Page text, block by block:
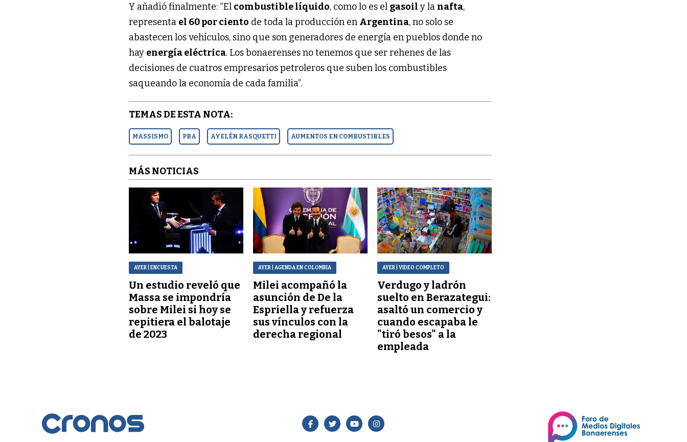
Y añadió finalmente: “El combustible líquido, como lo es el gasoil y la nafta,
representa el 60 por ciento de toda la producción en Argentina, no solo se
abastecen los vehículos, sino que son generadores de energía en pueblos donde no
hay energía eléctrica. Los bonaerenses no tenemos que ser rehenes de las
decisiones de cuatros empresarios petroleros que suben los combustibles
saqueando la economía de cada familia”.
TEMAS DE ESTA NOTA:
MASSISMO PBA AYELÉN RASQUETTI AUMENTOS EN COMBUSTIBLES
MÁS NOTICIAS
AYER | ENCUESTA
Un estudio reveló que
Massa se impondría
sobre Milei si hoy se
repitiera el balotaje
de 2023
AYER | AGENDA EN COLOMBIA
Milei acompañó la
asunción de De la
Espriella y refuerza
sus vínculos con la
derecha regional
AYER | VIDEO COMPLETO
Verdugo y ladrón
suelto en Berazategui:
asaltó un comercio y
cuando escapaba le
"tiró besos" a la
empleada